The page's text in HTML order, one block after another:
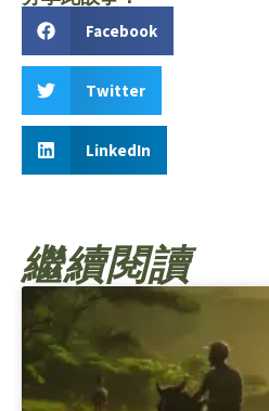
Facebook
Twitter
LinkedIn
繼續閱讀